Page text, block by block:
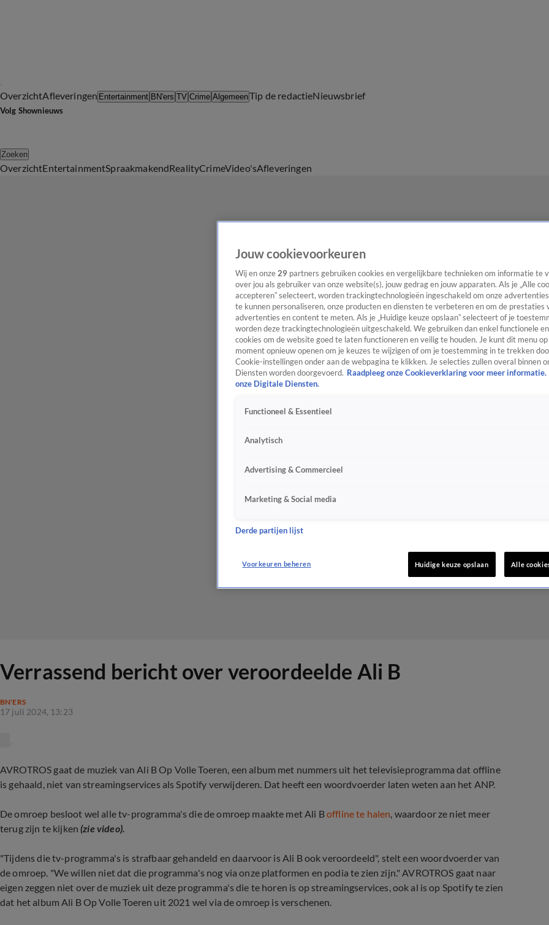
OverzichtAfleveringen Entertainment BN'ers TV Crime AlgemeenTip de redactieNieuwsbrief
Volg Shownieuws
Zoeken
OverzichtEntertainmentSpraakmakendRealityCrimeVideo'sAfleveringen
Verrassend bericht over veroordeelde Ali B
BN'ERS
17 juli 2024, 13:23
AVROTROS gaat de muziek van Ali B Op Volle Toeren, een album met nummers uit het televisieprogramma dat offline
is gehaald, niet van streamingservices als Spotify verwijderen. Dat heeft een woordvoerder laten weten aan het ANP.
De omroep besloot wel alle tv-programma's die de omroep maakte met Ali Boffline te halen, waardoor ze niet meer
terug zijn te kijken(zie video).
"Tijdens die tv-programma's is strafbaar gehandeld en daarvoor is Ali B ook veroordeeld", stelt een woordvoerder van
de omroep. "We willen niet dat die programma's nog via onze platformen en podia te zien zijn." AVROTROS gaat naar
eigen zeggen niet over de muziek uit deze programma's die te horen is op streamingservices, ook al is op Spotify te zien
dat het album Ali B Op Volle Toeren uit 2021 wel via de omroep is verschenen.
Jouw cookievoorkeuren
Wij en onze 29 partners gebruiken cookies en vergelijkbare technieken om informatie te
over jou als gebruiker van onze website(s), jouw gedrag en jouw apparaten. Als je „Alle
accepteren” selecteert, worden trackingtechnologieën ingeschakeld om onze
te kunnen personaliseren, onze producten en diensten te verbeteren en om de prestaties
advertenties en content te meten. Als je „Huidige keuze opslaan” selecteert of je
worden deze trackingtechnologieën uitgeschakeld. We gebruiken dan enkel functionele
cookies om de website goed te laten functioneren en veilig te houden. Je kunt dit menu
moment opnieuw openen om je keuzes te wijzigen of om je toestemming in te trekken
Cookie-instellingen onder aan de webpagina te klikken. Je selecties zullen overal binnen
Diensten worden doorgevoerd. Raadpleeg onze Cookieverklaring voor meer informatie.
onze Digitale Diensten.
Functioneel & Essentieel
Analytisch
Advertising & Commercieel
Marketing & Social media
Derde partijen lijst
Voorkeuren beheren Huidige keuze opslaan Alle